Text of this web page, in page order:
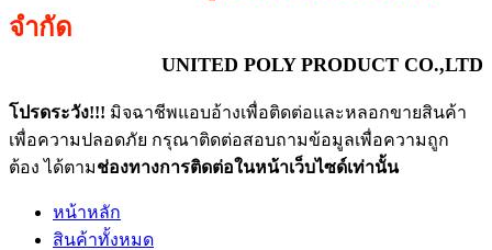
จำกัด
UNITED POLY PRODUCT CO.,LTD
โปรดระวัง!!! มิจฉาชีพแอบอ้างเพื่อติดต่อและหลอกขายสินค้า
เพื่อความปลอดภัย กรุณาติดต่อสอบถามข้อมูลเพื่อความถูก
ต้อง ได้ตามช่องทางการติดต่อในหน้าเว็บไซด์เท่านั้น
หน้าหลัก
สินค้าทั้งหมด